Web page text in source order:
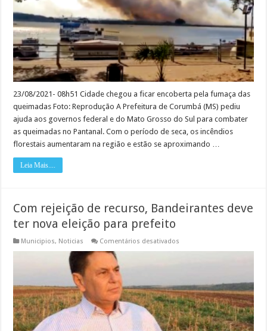
incêndios
no
Pantanal
23/08/2021- 08h51 Cidade chegou a ficar encoberta pela fumaça das
queimadas Foto: Reprodução A Prefeitura de Corumbá (MS) pediu
ajuda aos governos federal e do Mato Grosso do Sul para combater
as queimadas no Pantanal. Com o período de seca, os incêndios
florestais aumentaram na região e estão se aproximando …
Leia Mais....
Com rejeição de recurso, Bandeirantes deve
ter nova eleição para prefeito
Municipios, Noticias Comentários desativados
deve
ter
nova
eleição
para
prefeito